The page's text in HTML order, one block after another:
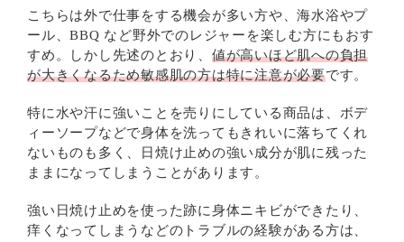
こちらは外で仕事をする機会が多い方や、海水浴やプ
ール、BBQ など野外でのレジャーを楽しむ方にもおす
すめ。しかし先述のとおり、 値が高いほど肌への負担
が大きくなるため敏感肌の方は特に注意が必要です。
特に水や汗に強いことを売りにしている商品は、ボデ
ィーソープなどで身体を洗ってもきれいに落ちてくれ
ないものも多く、日焼け止めの強い成分が肌に残った
ままになってしまうことがあります。
強い日焼け止めを使った跡に身体ニキビができたり、
痒くなってしまうなどのトラブルの経験がある方は、